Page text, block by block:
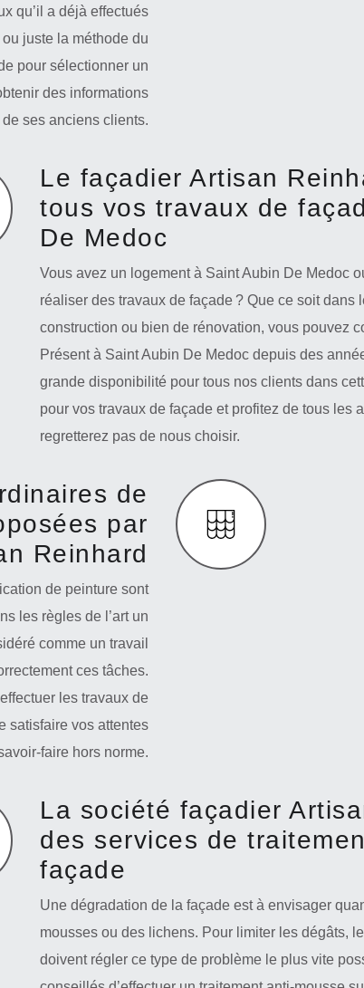
qu’il a déjà effectués
juste la méthode du
pour sélectionner un
des informations
ses anciens clients.
Le façadier Artisan
tous vos travaux de
De Medoc
Vous avez un logement à Saint Aubin De Medoc
réaliser des travaux de façade ? Que ce soit dans
construction ou bien de rénovation, vous pouvez
Présent à Saint Aubin De Medoc depuis des
grande disponibilité pour tous nos clients dans
pour vos travaux de façade et profitez de tous les
regretterez pas de nous choisir.
de
par
Reinhard
de peinture sont
les règles de l’art un
comme un travail
ces tâches.
les travaux de
satisfaire vos attentes
faire hors norme.
La société façadier
des services de
façade
Une dégradation de la façade est à envisager
mousses ou des lichens. Pour limiter les dégâts,
doivent régler ce type de problème le plus vite